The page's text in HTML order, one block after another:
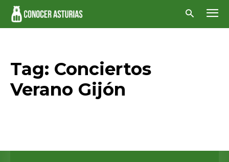
Tag: Conciertos
Verano Gijón